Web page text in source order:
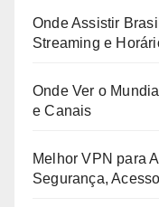
Onde Assistir
Streaming e
Onde Ver o
e Canais
Melhor VPN para
Segurança,